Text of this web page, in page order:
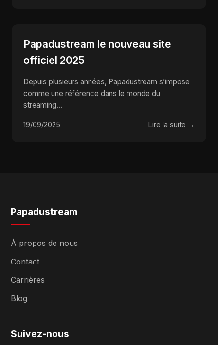
Papadustream le nouveau site
officiel 2025
Depuis plusieurs années, Papadustream s’impose
comme une référence dans le monde du
streaming...
19/09/2025 Lire la suite →
Papadustream
À propos de nous
Contact
Carrières
Blog
Suivez-nous